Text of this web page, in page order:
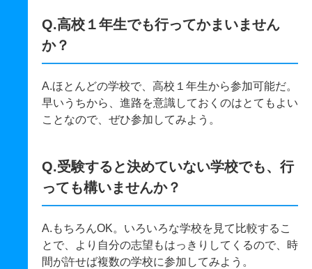
Q.高校１年生でも行ってかまいません
か？
A.ほとんどの学校で、高校１年生から参加可能だ。
早いうちから、進路を意識しておくのはとてもよい
ことなので、ぜひ参加してみよう。
Q.受験すると決めていない学校でも、行
っても構いませんか？
A.もちろんOK。いろいろな学校を見て比較するこ
とで、より自分の志望もはっきりしてくるので、時
間が許せば複数の学校に参加してみよう。